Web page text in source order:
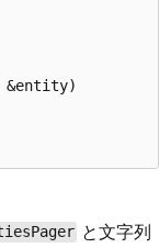
&entity)
と文字列